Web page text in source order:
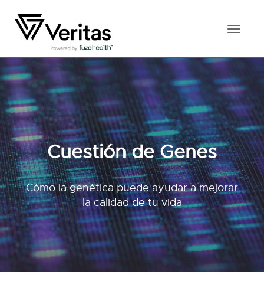
Cuestión de Genes
Cómo la genética puede ayudar a mejorar
la calidad de tu vida